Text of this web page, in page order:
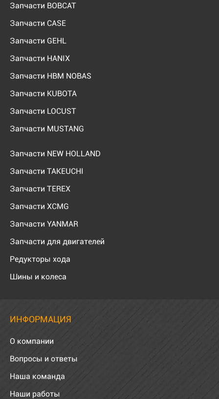
Запчасти BOBCAT
Запчасти CASE
Запчасти GEHL
Запчасти HANIX
Запчасти HBM NOBAS
Запчасти KUBOTA
Запчасти LOCUST
Запчасти MUSTANG
Запчасти NEW HOLLAND
Запчасти TAKEUCHI
Запчасти TEREX
Запчасти XCMG
Запчасти YANMAR
Запчасти для двигателей
Редукторы хода
Шины и колеса
ИНФОРМАЦИЯ
О компании
Вопросы и ответы
Наша команда
Наши работы